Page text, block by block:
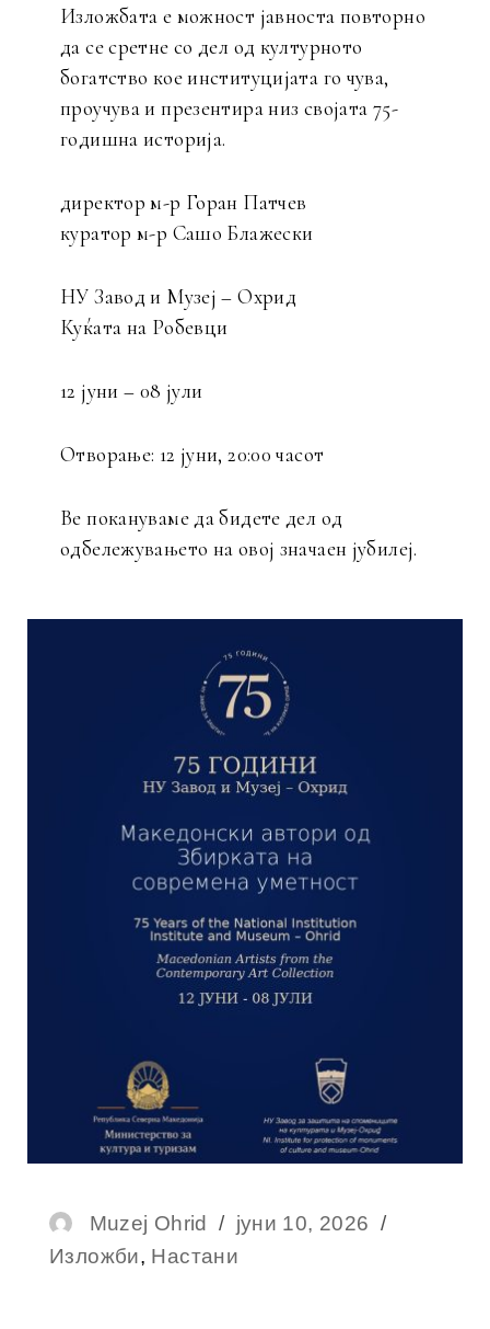
Изложбата е можност јавноста повторно
да се сретне со дел од културното
богатство кое институцијата го чува,
проучува и презентира низ својата 75-
годишна историја.
директор м-р Горан Патчев
куратор м-р Сашо Блажески
НУ Завод и Музеј – Охрид
Куќата на Робевци
12 јуни – 08 јули
Отворање: 12 јуни, 20:00 часот
Ве покануваме да бидете дел од
одбележувањето на овој значаен јубилеј.
Muzej Ohrid
јуни 10, 2026
Изложби, Настани